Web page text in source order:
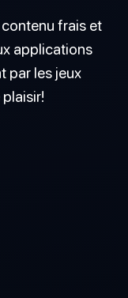
frais et
applications
par les jeux